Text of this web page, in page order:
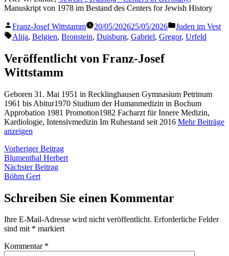
Manuskript von 1978 im Bestand des Centers for Jewish History
Veröffentlicht
von
Franz-Josef Wittstamm 20/05/202625/05/2026
Veröffentlicht
in
Juden im Vest
Schlagwörter:
Alija, Belgien, Bronstein, Duisburg, Gabriel, Gregor, Urfeld
Veröffentlicht von Franz-Josef
Wittstamm
Geboren 31. Mai 1951 in Recklinghausen Gymnasium Petrinum
1961 bis Abitur1970 Studium der Humanmedizin in Bochum
Approbation 1981 Promotion1982 Facharzt für Innere Medizin,
Kardiologie, Intensivmedizin Im Ruhestand seit 2016 Mehr Beiträge
anzeigen
Beitragsnavigation
Vorheriger BeitragVorheriger
Beitrag:
Blumenthal Herbert
Nächster BeitragNächster
Böhm Gert
Schreiben Sie einen Kommentar
Ihre E-Mail-Adresse wird nicht veröffentlicht. Erforderliche Felder
sind mit * markiert
Kommentar *